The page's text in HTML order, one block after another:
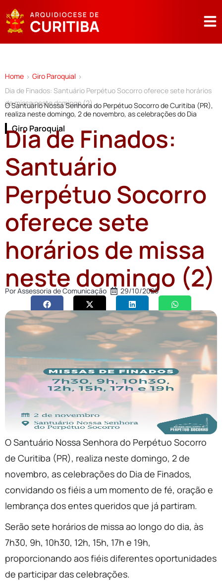
Home > Giro Paroquial >
Dia de Finados: Santuário Perpétuo Socorro oferece sete horários
de missa neste domingo (2)
O Santuário Nossa Senhora do Perpétuo Socorro de Curitiba (PR),
realiza neste domingo, 2 de novembro, as celebrações do Dia
Giro Paroquial
Dia de Finados:
Santuário
Perpétuo Socorro
oferece sete
horários de missa
neste domingo (2)
PorAssessoria de Comunicação 29/10/2025
O Santuário Nossa Senhora do Perpétuo Socorro
de Curitiba (PR), realiza neste domingo, 2 de
novembro, as celebrações do Dia de Finados,
convidando os fiéis a um momento de fé, oração e
lembrança dos entes queridos que já partiram.
Serão sete horários de missa ao longo do dia, às
7h30, 9h, 10h30, 12h, 15h, 17h e 19h,
proporcionando aos fiéis diferentes oportunidades
de participar das celebrações.